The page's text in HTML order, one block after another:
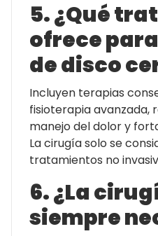
5. ¿Qué
ofrece
de disco
Incluyen terapias
fisioterapia avanzada,
manejo del dolor y
La cirugía solo se
tratamientos no
6. ¿La
siempre